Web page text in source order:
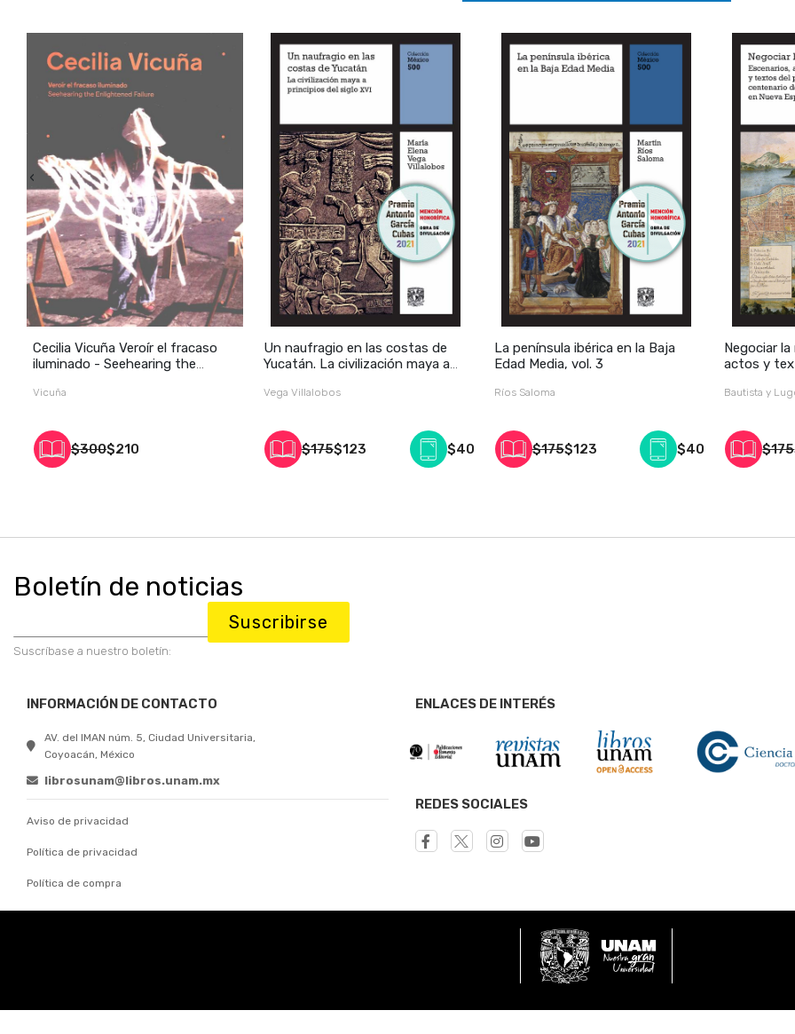
Cecilia Vicuña Veroír el fracaso
iluminado - Seehearing the
Vicuña
$300$210
Un naufragio en las costas de
Yucatán. La civilización maya a
Vega Villalobos
$175$123 $40
La península ibérica en la Baja
Edad Media, vol. 3
Ríos Saloma
$175$123 $40
Negociar
actos y
España,
Bautista y
$175
‹
Boletín de noticias
Suscríbase a nuestro boletín:
Suscribirse
INFORMACIÓN DE CONTACTO
AV. del IMAN núm. 5, Ciudad Universitaria,
Coyoacán, México
librosunam@libros.unam.mx
Aviso de privacidad
Política de privacidad
Política de compra
ENLACES DE INTERÉS
REDES SOCIALES